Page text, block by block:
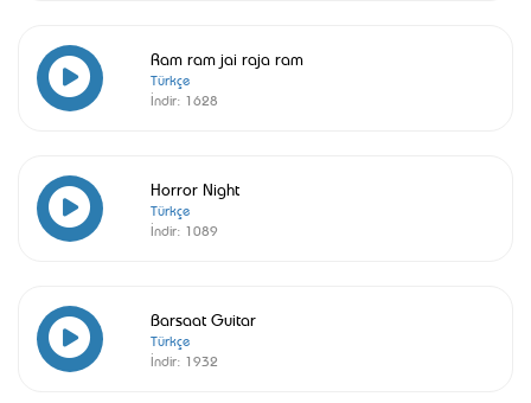
Ram ram jai raja ram
Türkçe
İndir: 1628
Horror Night
Türkçe
İndir: 1089
Barsaat Guitar
Türkçe
İndir: 1932